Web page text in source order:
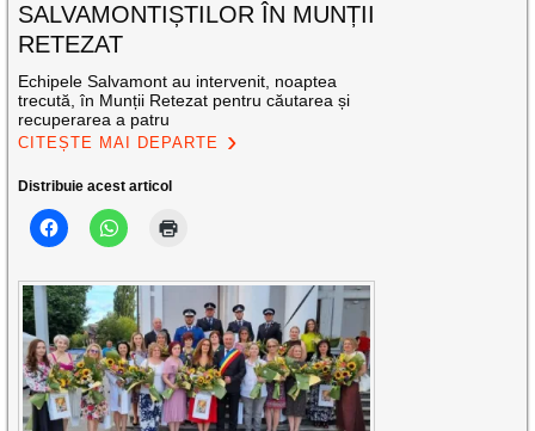
SALVAMONTIȘTILOR ÎN MUNȚII
RETEZAT
Echipele Salvamont au intervenit, noaptea
trecută, în Munții Retezat pentru căutarea și
recuperarea a patru
CITEȘTE MAI DEPARTE
Distribuie acest articol